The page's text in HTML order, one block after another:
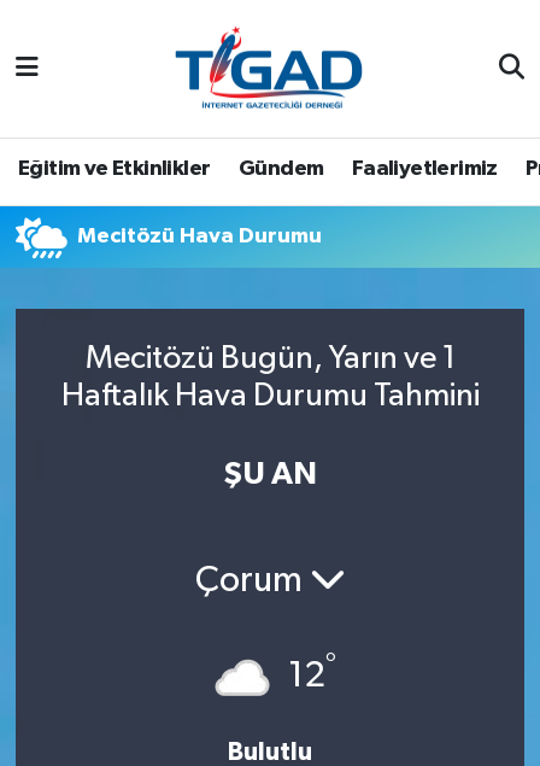
Eğitim ve Etkinlikler Gündem Faaliyetlerimiz
Mecitözü Hava Durumu
Mecitözü Bugün, Yarın ve 1
Haftalık Hava Durumu Tahmini
ŞU AN
Çorum
12°
Bulutlu
Nöbetçi Eczaneler
Tüm Manşetler
Son Dakika Haberleri